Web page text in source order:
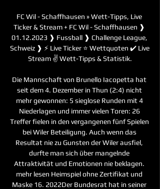
FC Wil - Schaffhausen » Wett-Tipps, Live
Ticker & Stream + FC Wil - Schaffhausen ❱
01.12.2023 ❱ Fussball ❱ Challenge League,
Schweiz ❱ ⚡ Live Ticker ⭐ Wettquoten ✔️ Live
Stream ✌ Wett-Tipps & Statistik.
Die Mannschaft von Brunello Iacopetta hat
seit dem 4. Dezember in Thun (2:4) nicht
mehr gewonnen: 5 sieglose Runden mit 4
Niederlagen und immer vielen Toren: 26
Treffer fielen in den vergangenen fünf Spielen
bei Wiler Beteiligung. Auch wenn das
Resultat nie zu Gunsten der Wiler ausfiel,
durfte man sich über mangelnde
Attraktivität und Emotionen nie beklagen.
mehr lesen Heimspiel ohne Zertifikat und
Maske 16. 2022Der Bundesrat hat in seiner